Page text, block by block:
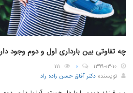
چه تفاوتی بین بارداری اول و دوم وجود
۱۳۹۹-۰۳-۱۰ ۰
۱۱۱
نویسنده دکتر آفاق حسن زاده راد